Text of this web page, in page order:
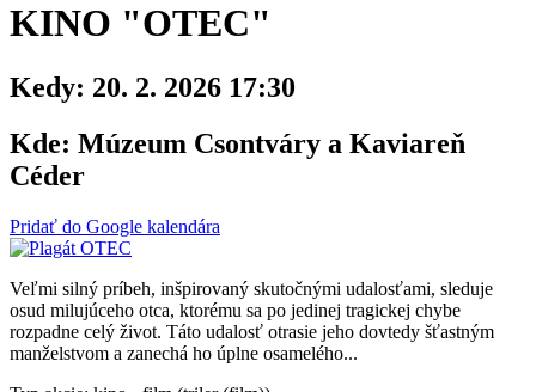
KINO "OTEC"
Kedy: 20. 2. 2026 17:30
Kde: Múzeum Csontváry a Kaviareň
Céder
Pridať do Google kalendára
Veľmi silný príbeh, inšpirovaný skutočnými udalosťami, sleduje
osud milujúceho otca, ktorému sa po jedinej tragickej chybe
rozpadne celý život. Táto udalosť otrasie jeho dovtedy šťastným
manželstvom a zanechá ho úplne osamelého...